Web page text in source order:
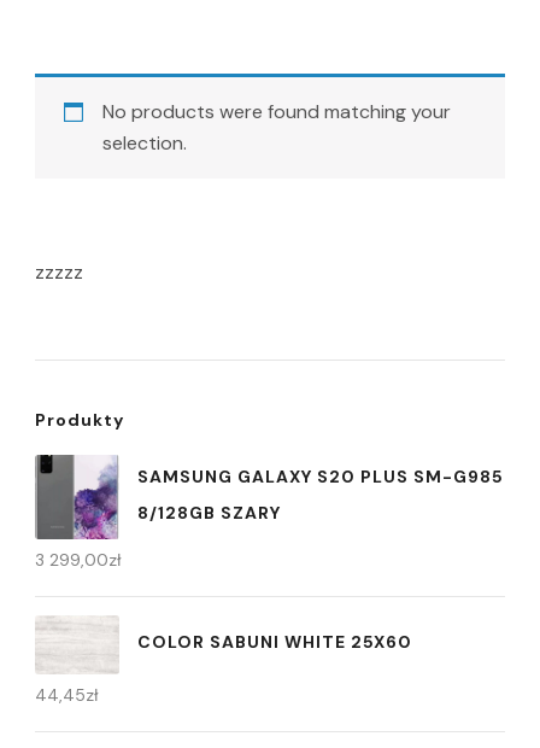
No products were found matching your
selection.
zzzzz
Produkty
SAMSUNG GALAXY S20 PLUS SM-G985
8/128GB SZARY
3 299,00zł
COLOR SABUNI WHITE 25X60
44,45zł